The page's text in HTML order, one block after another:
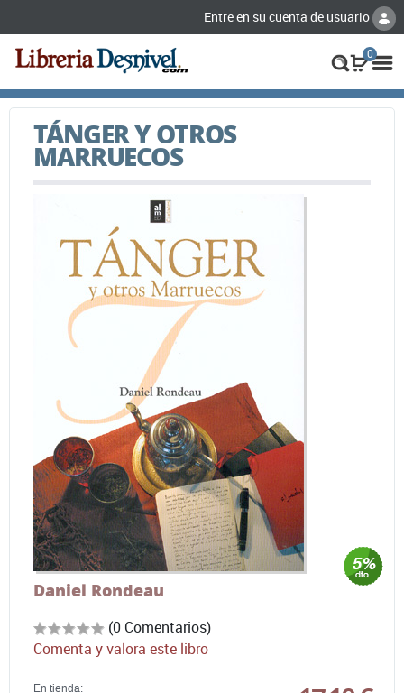
Entre en su cuenta de usuario
0
TÁNGER Y OTROS
MARRUECOS
Daniel Rondeau
(0 Comentarios)
Comenta y valora este libro
En tienda: